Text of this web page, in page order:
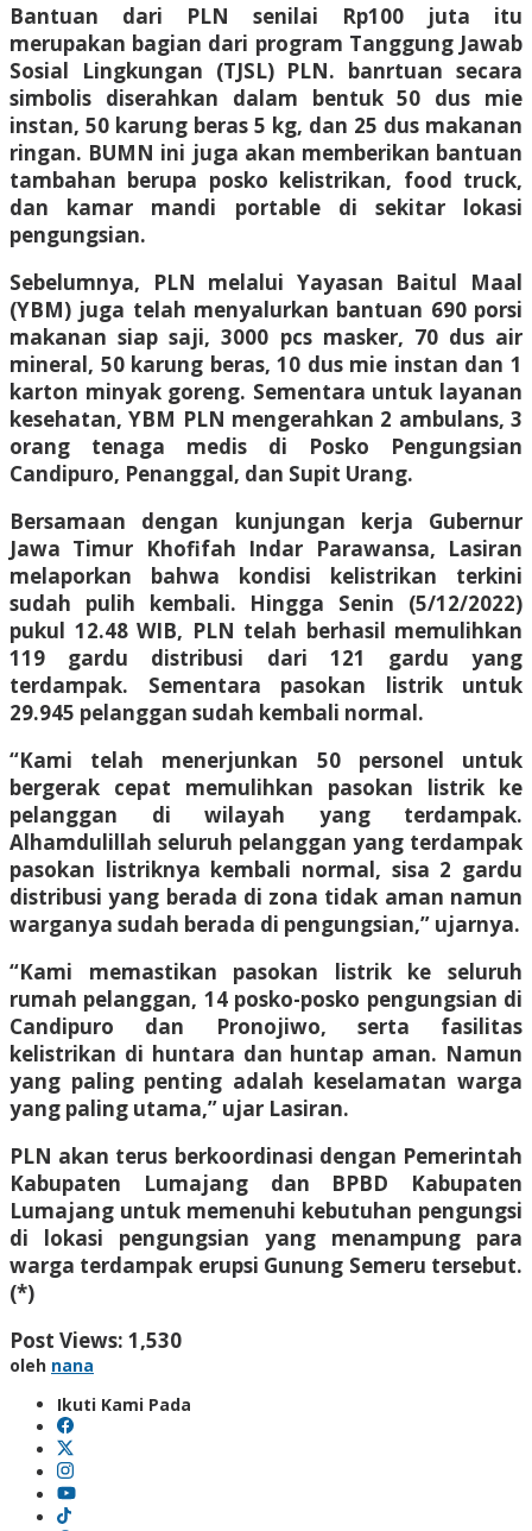
Bantuan dari PLN senilai Rp100 juta itu
merupakan bagian dari program Tanggung Jawab
Sosial Lingkungan (TJSL) PLN. banrtuan secara
simbolis diserahkan dalam bentuk 50 dus mie
instan, 50 karung beras 5 kg, dan 25 dus makanan
ringan. BUMN ini juga akan memberikan bantuan
tambahan berupa posko kelistrikan, food truck,
dan kamar mandi portable di sekitar lokasi
pengungsian.
Sebelumnya, PLN melalui Yayasan Baitul Maal
(YBM) juga telah menyalurkan bantuan 690 porsi
makanan siap saji, 3000 pcs masker, 70 dus air
mineral, 50 karung beras, 10 dus mie instan dan 1
karton minyak goreng. Sementara untuk layanan
kesehatan, YBM PLN mengerahkan 2 ambulans, 3
orang tenaga medis di Posko Pengungsian
Candipuro, Penanggal, dan Supit Urang.
Bersamaan dengan kunjungan kerja Gubernur
Jawa Timur Khofifah Indar Parawansa, Lasiran
melaporkan bahwa kondisi kelistrikan terkini
sudah pulih kembali. Hingga Senin (5/12/2022)
pukul 12.48 WIB, PLN telah berhasil memulihkan
119 gardu distribusi dari 121 gardu yang
terdampak. Sementara pasokan listrik untuk
29.945 pelanggan sudah kembali normal.
“Kami telah menerjunkan 50 personel untuk
bergerak cepat memulihkan pasokan listrik ke
pelanggan di wilayah yang terdampak.
Alhamdulillah seluruh pelanggan yang terdampak
pasokan listriknya kembali normal, sisa 2 gardu
distribusi yang berada di zona tidak aman namun
warganya sudah berada di pengungsian,” ujarnya.
“Kami memastikan pasokan listrik ke seluruh
rumah pelanggan, 14 posko-posko pengungsian di
Candipuro dan Pronojiwo, serta fasilitas
kelistrikan di huntara dan huntap aman. Namun
yang paling penting adalah keselamatan warga
yang paling utama,” ujar Lasiran.
PLN akan terus berkoordinasi dengan Pemerintah
Kabupaten Lumajang dan BPBD Kabupaten
Lumajang untuk memenuhi kebutuhan pengungsi
di lokasi pengungsian yang menampung para
warga terdampak erupsi Gunung Semeru tersebut.
(*)
Post Views: 1,530
oleh nana
Ikuti Kami Pada